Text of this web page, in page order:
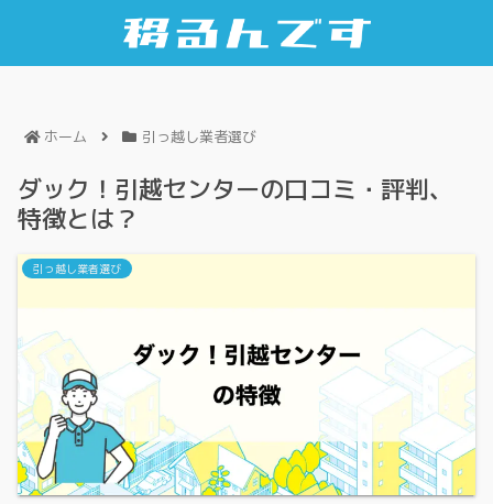
ホーム 引っ越し業者選び
ダック！引越センターの口コミ・評判、
特徴とは？
引っ越し業者選び